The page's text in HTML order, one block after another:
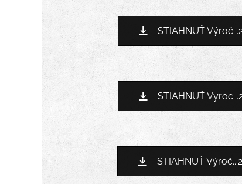
STIAHNUŤ
STIAHNUŤ
STIAHNUŤ